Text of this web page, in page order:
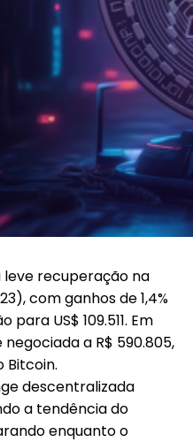
leve recuperação na
, com ganhos de 1,4%
para US$ 109.511. Em
a R$ 590.805,
Bitcoin.
descentralizada
a tendência do
enquanto o